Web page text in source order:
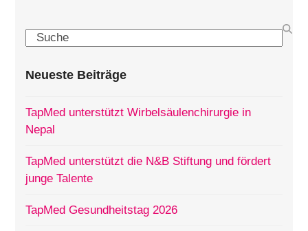
Search
Neueste Beiträge
TapMed unterstützt Wirbelsäulenchirurgie in
Nepal
TapMed unterstützt die N&B Stiftung und fördert
junge Talente
TapMed Gesundheitstag 2026